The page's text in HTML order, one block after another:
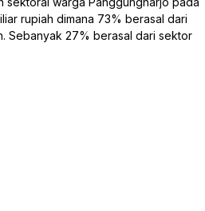
rupiah dimana 73% berasal dari
Sebanyak 27% berasal dari sektor